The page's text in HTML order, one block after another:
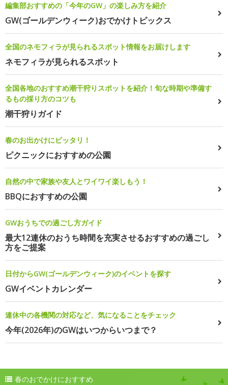
編集部おすすめの「今年のGW」の楽しみ方を紹介
GW(ゴールデンウィーク)おでかけトピックス
全国のネモフィラが見られるスポット情報をお届けします
ネモフィラが見られるスポット
全国各地のおすすめ潮干狩りスポットを紹介！旬な時期や準備す
るもの採り方のコツも
潮干狩りガイド
春のお出かけにピッタリ！
ピクニックにおすすめの公園
自然の中で家族や友人とワイワイ楽しもう！
BBQにおすすめの公園
GWおうちでの過ごし方ガイド
最大12連休のおうち時間を充実させるおすすめの過ごし
方をご提案
日付からGW(ゴールデンウィーク)のイベントを探す
GWイベントカレンダー
連休中の各機関の対応など、気になることをチェック
今年(2026年)のGWはいつからいつまで？
春のおでかけにおすすめ